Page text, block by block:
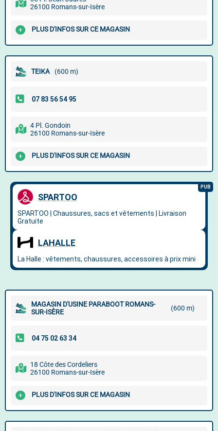
26100 Romans-sur-Isère
PLUS D'INFOS SUR CE MAGASIN
TEIKA (600 m)
4 Pl. Gondoin
26100 Romans-sur-Isère
PLUS D'INFOS SUR CE MAGASIN
MAGASIN D'USINE PARABOOT ROMANS-
SUR-ISÈRE
(600 m)
18 Côte des Cordeliers
26100 Romans-sur-Isère
PLUS D'INFOS SUR CE MAGASIN